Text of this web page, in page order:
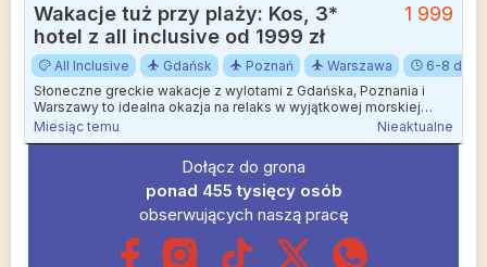
Wakacje tuż przy plaży: Kos, 3*
hotel z all inclusive od 1999 zł
1 999
All Inclusive Gdańsk Poznań Warszawa
6-8 dni
Słoneczne greckie wakacje z wylotami z Gdańska, Poznania i
Warszawy to idealna okazja na relaks w wyjątkowej morskiej
scenerii.
Miesiąc temu Nieaktualne
Dołącz do grona
ponad 455 tysięcy osób
obserwujących naszą pracę